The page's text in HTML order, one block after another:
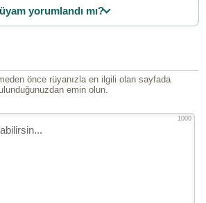
yorumlandı mı?
önce rüyanızla en ilgili olan sayfada
emin olun.
1000